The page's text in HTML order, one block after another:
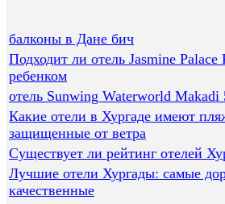
балконы в Дане бич
Подходит ли отель Jasmine Palace
ребенком
отель Sunwing Waterworld Makadi
Какие отели в Хургаде имеют
защищенные от ветра
Существует ли рейтинг отелей
Лучшие отели Хургады: самые
качественные